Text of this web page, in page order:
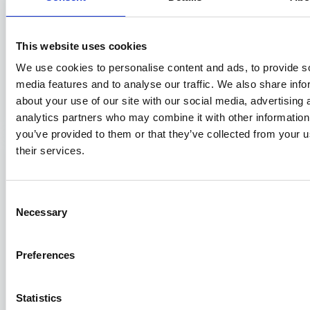
This website uses cookies
We use cookies to personalise content and ads, to provide
media features and to analyse our traffic. We also share
about your use of our site with our social media, advertising
analytics partners who may combine it with other
you’ve provided to them or that they’ve collected from your
their services.
Selection
Necessary
Preferences
Statistics
La limitazione del debito armatoriale:
luci e ombre dell’istituto in Italia
25/11/2025